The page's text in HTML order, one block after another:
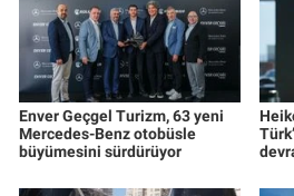
Enver Geçgel Turizm, 63 yeni
Mercedes-Benz otobüsle
büyümesini sürdürüyor